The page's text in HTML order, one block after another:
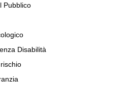
Pubblico
Disabilità